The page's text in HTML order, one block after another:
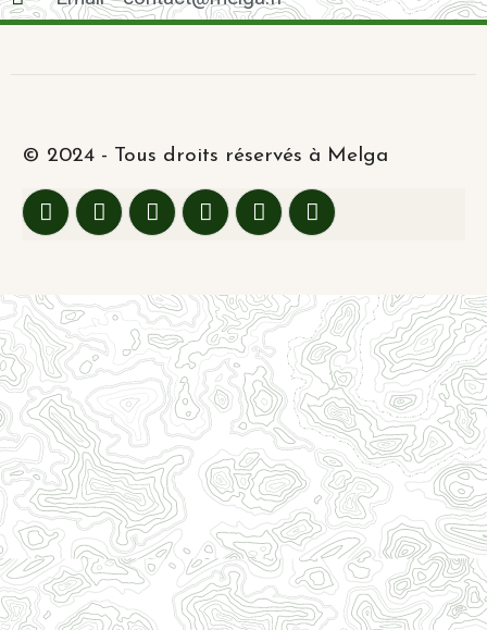
© 2024 - Tous droits réservés à Melga